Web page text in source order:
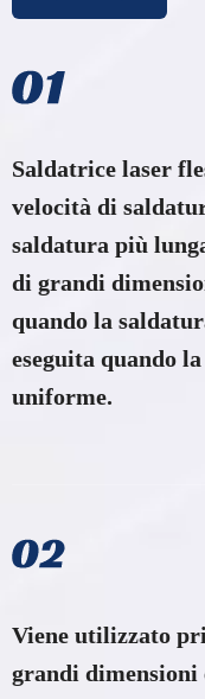
Saldatrice laser
velocità di
saldatura più
di grandi
quando la
eseguita quando
uniforme.
Viene utilizzato
grandi dimensioni